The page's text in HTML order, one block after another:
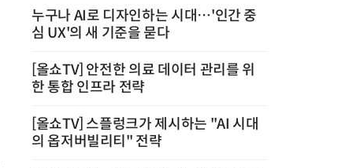
누구나 AI로 디자인하는 시대…'인간 중
심 UX'의 새 기준을 묻다
[올쇼TV] 안전한 의료 데이터 관리를 위
한 통합 인프라 전략
[올쇼TV] 스플렁크가 제시하는 "AI 시대
의 옵저버빌리티" 전략